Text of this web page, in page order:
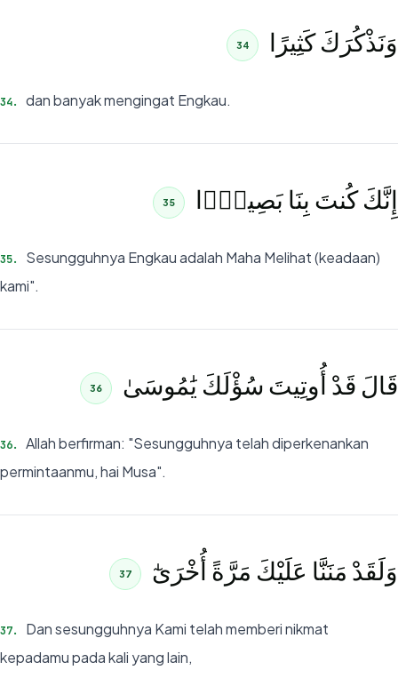
وَنَذْكُرَكَ كَثِيرًا 34
34. dan banyak mengingat Engkau.
إِنَّكَ كُنتَ بِنَا بَصِيرًۭا 35
35.
Sesungguhnya Engkau adalah Maha Melihat (keadaan)
kami".
قَالَ قَدْ أُوتِيتَ سُؤْلَكَ يَٰمُوسَىٰ 36
36.
Allah berfirman: "Sesungguhnya telah diperkenankan
permintaanmu, hai Musa".
وَلَقَدْ مَنَنَّا عَلَيْكَ مَرَّةً أُخْرَىٰٓ 37
37.
Dan sesungguhnya Kami telah memberi nikmat
kepadamu pada kali yang lain,